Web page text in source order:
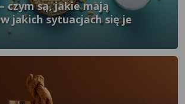
czym są, jakie mają
jakich sytuacjach się je